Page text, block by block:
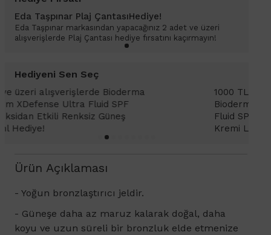
Eda Taşpınar Plaj ÇantasıHediye!
Eda Taşpınar markasından yapacağınız 2 adet ve üzeri
alışverişlerde Plaj Çantası hediye fırsatını kaçırmayın!
Hediyeni Sen Seç
1000 TL ve üzeri alışverişlerinizde
Bioderma Photoderm XDefense Ultra
Fluid SPF 50+ Antioksidan Renkli Güneş
Kremi Light 2ml hediye!
Ürün Açıklaması
- Yoğun bronzlaştırıcı jeldir.
- Güneşe daha az maruz kalarak doğal, daha
koyu ve uzun süreli bir bronzluk elde etmenize